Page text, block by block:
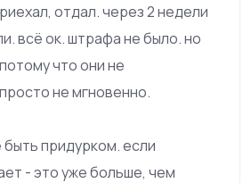
отдал. через 2 недели
всё ок. штрафа не было. но
что они не
не мгновенно.
придурком. если
- это уже больше, чем